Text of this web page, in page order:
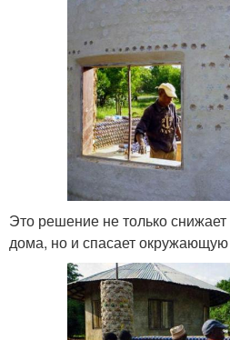
Это решение не только
дома, но и спасает окружающую